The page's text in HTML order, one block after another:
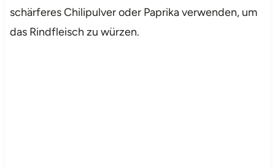
schärferes Chilipulver oder Paprika verwenden, um
das Rindfleisch zu würzen.